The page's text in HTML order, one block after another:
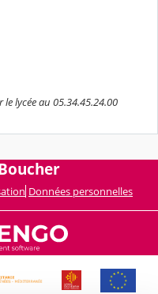
lycée au 05.34.45.24.00
Données personnelles